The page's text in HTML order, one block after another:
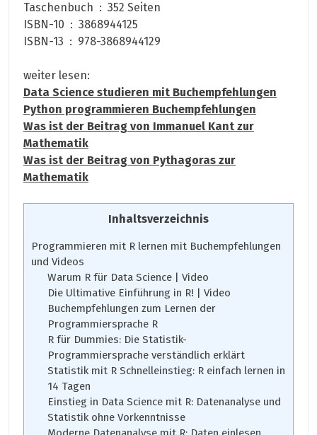
Taschenbuch ‏ : ‎ 352 Seiten
ISBN-10 ‏ : ‎ 3868944125
ISBN-13 ‏ : ‎ 978-3868944129
weiter lesen:
Data Science studieren mit Buchempfehlungen
Python programmieren Buchempfehlungen
Was ist der Beitrag von Immanuel Kant zur
Mathematik
Was ist der Beitrag von Pythagoras zur
Mathematik
Inhaltsverzeichnis
Programmieren mit R lernen mit Buchempfehlungen
und Videos
Warum R für Data Science | Video
Die Ultimative Einführung in R! | Video
Buchempfehlungen zum Lernen der
Programmiersprache R
R für Dummies: Die Statistik-
Programmiersprache verständlich erklärt
Statistik mit R Schnelleinstieg: R einfach lernen in
14 Tagen
Einstieg in Data Science mit R: Datenanalyse und
Statistik ohne Vorkenntnisse